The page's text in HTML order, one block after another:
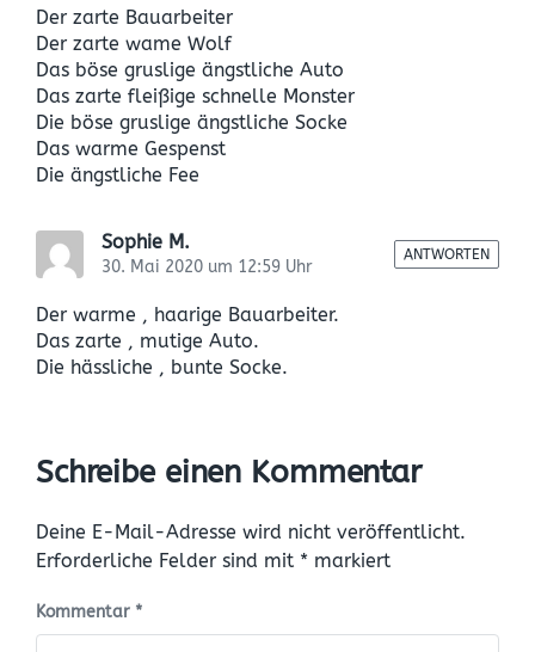
Der zarte Bauarbeiter
Der zarte wame Wolf
Das böse gruslige ängstliche Auto
Das zarte fleißige schnelle Monster
Die böse gruslige ängstliche Socke
Das warme Gespenst
Die ängstliche Fee
Sophie M.
30. Mai 2020 um 12:59 Uhr
Der warme , haarige Bauarbeiter.
Das zarte , mutige Auto.
Die hässliche , bunte Socke.
ANTWORTEN
Schreibe einen Kommentar
Deine E-Mail-Adresse wird nicht veröffentlicht.
Erforderliche Felder sind mit * markiert
Kommentar *